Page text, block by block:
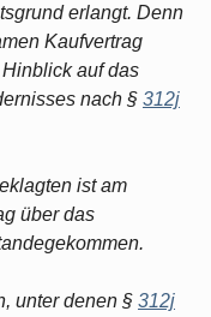
erlangt. Denn
Kaufvertrag
auf das
nach § 312j
ist am
über das
unter denen § 312j